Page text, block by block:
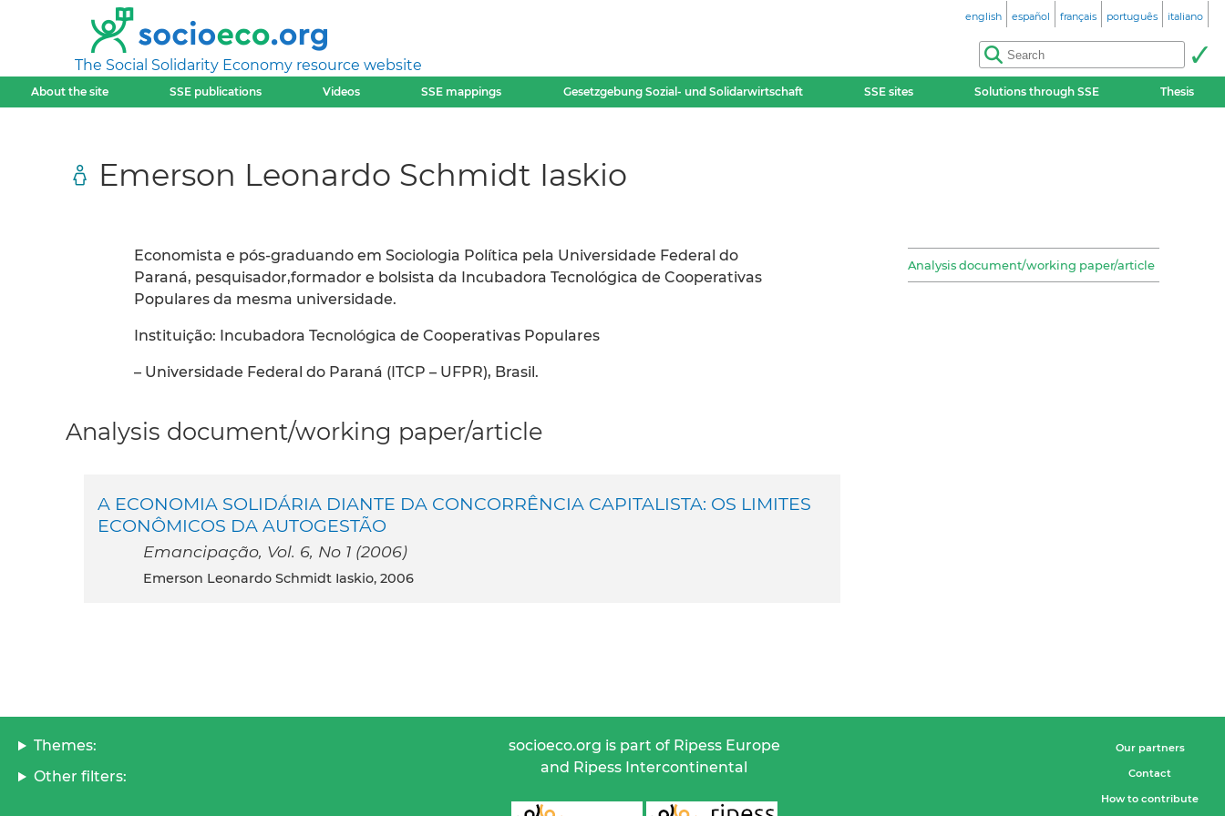
The Social Solidarity Economy resource website
english español français português italiano
About the site SSE publications Videos SSE mappings Gesetzgebung Sozial- und Solidarwirtschaft SSE sites Solutions through SSE Thesis
Emerson Leonardo Schmidt Iaskio
Economista e pós-graduando em Sociologia Política pela Universidade Federal do
Paraná, pesquisador,formador e bolsista da Incubadora Tecnológica de Cooperativas
Populares da mesma universidade.
Instituição: Incubadora Tecnológica de Cooperativas Populares
– Universidade Federal do Paraná (ITCP – UFPR), Brasil.
Analysis document/working paper/article
Analysis document/working paper/article
A ECONOMIA SOLIDÁRIA DIANTE DA CONCORRÊNCIA CAPITALISTA: OS LIMITES
ECONÔMICOS DA AUTOGESTÃO
Emancipação, Vol. 6, No 1 (2006)
Emerson Leonardo Schmidt Iaskio, 2006
Themes:
Other filters:
socioeco.org is part of Ripess Europe
and Ripess Intercontinental
Our partners
Contact
How to contribute